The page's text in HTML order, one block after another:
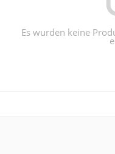
Es wurden keine